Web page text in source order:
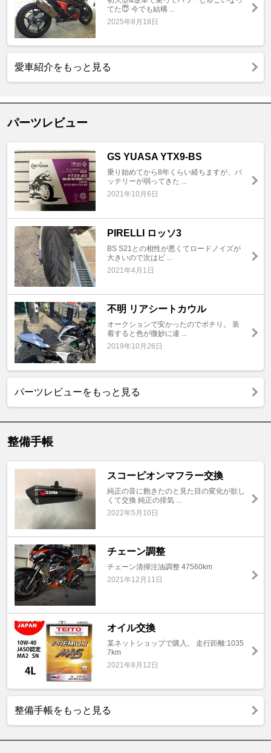
てた😇 今でも結構 ...
2025年8月18日
愛車紹介をもっと見る
パーツレビュー
GS YUASA YTX9-BS
乗り始めてから8年くらい経ちますが、バ
ッテリーが弱ってきた ...
2021年10月6日
PIRELLI ロッソ3
BS S21との相性が悪くてロードノイズが
大きいので次はピ ...
2021年4月1日
不明 リアシートカウル
オークションで安かったのでポチり。 装
着すると色が微妙に違 ...
2019年10月26日
パーツレビューをもっと見る
整備手帳
スコーピオンマフラー交換
純正の音に飽きたのと見た目の変化が欲し
くて交換 純正の排気 ...
2022年5月10日
チェーン調整
チェーン清掃注油調整 47560km
2021年12月11日
オイル交換
某ネットショップで購入。 走行距離:1035
7km
2021年8月12日
整備手帳をもっと見る